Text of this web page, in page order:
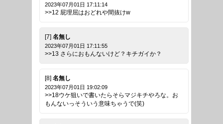
2023年07月01日 17:11:14
>>12 屁理屈はおどれや間抜けw
[7] 名無し
2023年07月01日 17:11:55
>>13 さらにおもんないけど？キチガイか？
[8] 名無し
2023年07月01日 19:02:09
>>18ウケ狙いで書いたらそらマジキチやろな。お
もんないっそういう意味ちゃうで(笑)